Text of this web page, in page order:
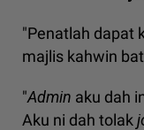
"Penatlah dapat
majlis kahwin
"Admin aku dah
Aku ni dah tolak